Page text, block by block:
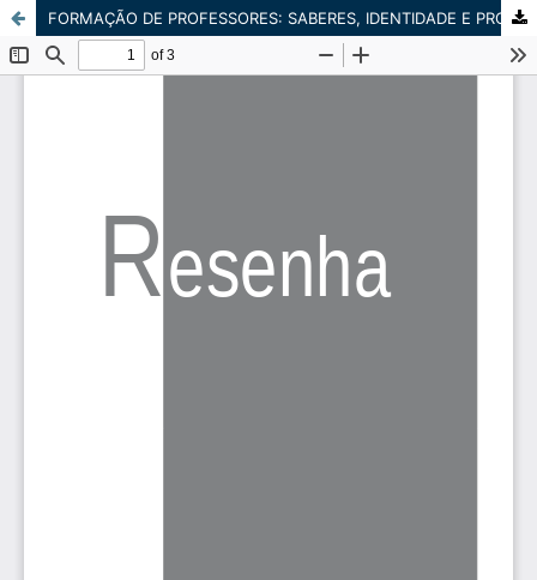
FORMAÇÃO DE PROFESSORES: SABERES, IDENTIDADE E PROFISSÃO